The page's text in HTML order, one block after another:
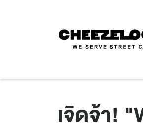
เจิดจ้า!